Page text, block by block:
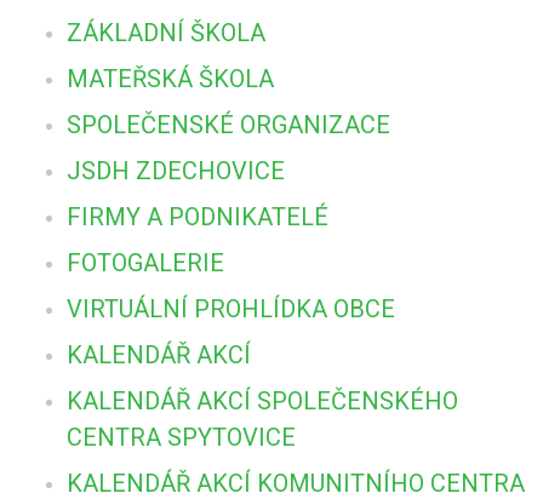
ZÁKLADNÍ ŠKOLA
MATEŘSKÁ ŠKOLA
SPOLEČENSKÉ ORGANIZACE
JSDH ZDECHOVICE
FIRMY A PODNIKATELÉ
FOTOGALERIE
VIRTUÁLNÍ PROHLÍDKA OBCE
KALENDÁŘ AKCÍ
KALENDÁŘ AKCÍ SPOLEČENSKÉHO
CENTRA SPYTOVICE
KALENDÁŘ AKCÍ KOMUNITNÍHO CENTRA